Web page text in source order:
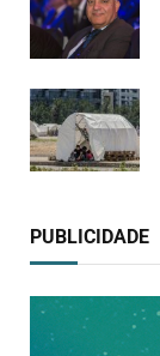
PUBLICIDADE